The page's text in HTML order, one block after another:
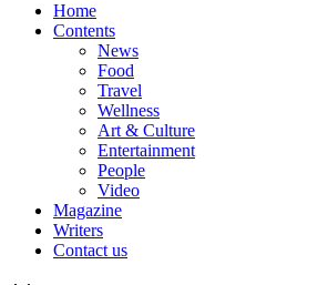
Home
Contents
News
Food
Travel
Wellness
Art & Culture
Entertainment
People
Video
Magazine
Writers
Contact us